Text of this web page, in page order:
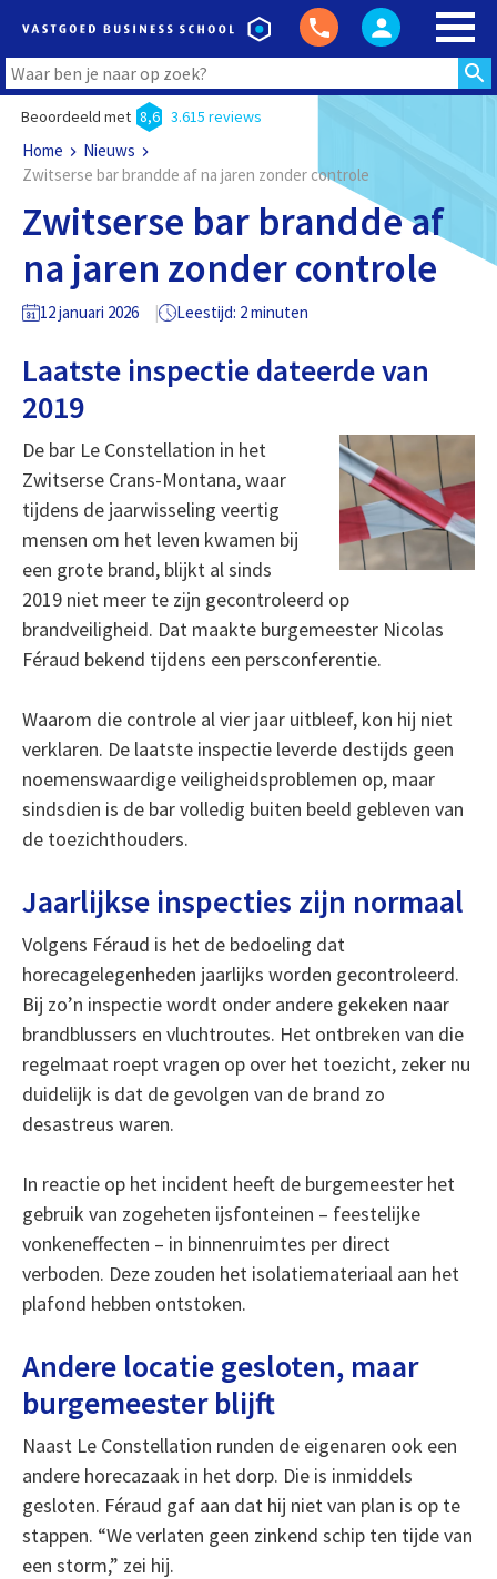
Beoordeeld met 8,6 3.615 reviews
Home
Nieuws
Zwitserse bar brandde af na jaren zonder controle
Zwitserse bar brandde af
na jaren zonder controle
12 januari 2026 Leestijd: 2 minuten
Laatste inspectie dateerde van
2019
De bar Le Constellation in het
Zwitserse Crans-Montana, waar
tijdens de jaarwisseling veertig
mensen om het leven kwamen bij
een grote brand, blijkt al sinds
2019 niet meer te zijn gecontroleerd op
brandveiligheid. Dat maakte burgemeester Nicolas
Féraud bekend tijdens een persconferentie.
Waarom die controle al vier jaar uitbleef, kon hij niet
verklaren. De laatste inspectie leverde destijds geen
noemenswaardige veiligheidsproblemen op, maar
sindsdien is de bar volledig buiten beeld gebleven van
de toezichthouders.
Jaarlijkse inspecties zijn normaal
Volgens Féraud is het de bedoeling dat
horecagelegenheden jaarlijks worden gecontroleerd.
Bij zo’n inspectie wordt onder andere gekeken naar
brandblussers en vluchtroutes. Het ontbreken van die
regelmaat roept vragen op over het toezicht, zeker nu
duidelijk is dat de gevolgen van de brand zo
desastreus waren.
In reactie op het incident heeft de burgemeester het
gebruik van zogeheten ijsfonteinen – feestelijke
vonkeneffecten – in binnenruimtes per direct
verboden. Deze zouden het isolatiemateriaal aan het
plafond hebben ontstoken.
Andere locatie gesloten, maar
burgemeester blijft
Naast Le Constellation runden de eigenaren ook een
andere horecazaak in het dorp. Die is inmiddels
gesloten. Féraud gaf aan dat hij niet van plan is op te
stappen. “We verlaten geen zinkend schip ten tijde van
een storm,” zei hij.